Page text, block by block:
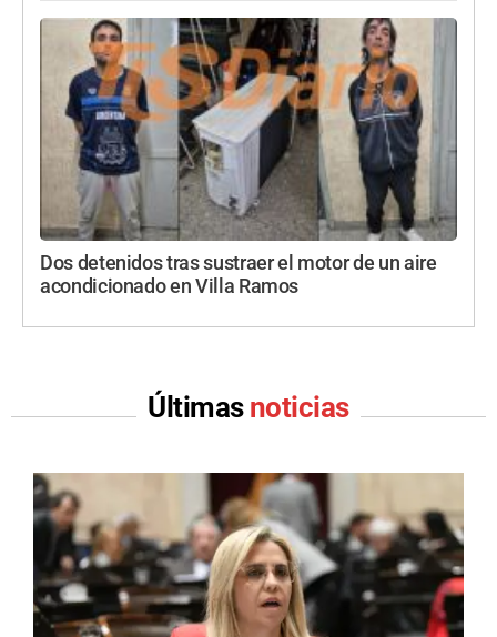
Dos detenidos tras sustraer el motor de un aire
acondicionado en Villa Ramos
Últimas noticias